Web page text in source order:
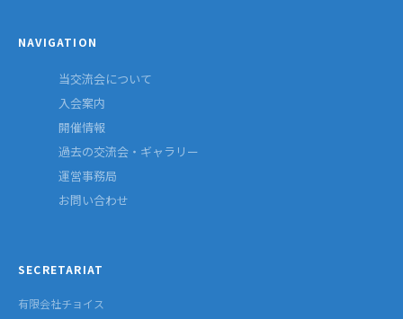
NAVIGATION
当交流会について
入会案内
開催情報
過去の交流会・ギャラリー
運営事務局
お問い合わせ
SECRETARIAT
有限会社チョイス